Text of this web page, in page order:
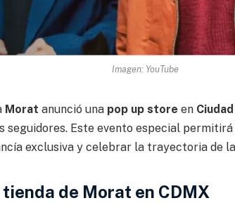
Imagen: YouTube
Morat anunció una pop up store en
seguidores. Este evento especial
exclusiva y celebrar la trayectoria de
de Morat en CDMX